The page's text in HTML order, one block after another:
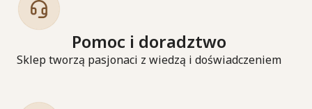
Pomoc i doradztwo
Sklep tworzą pasjonaci z wiedzą i doświadczeniem